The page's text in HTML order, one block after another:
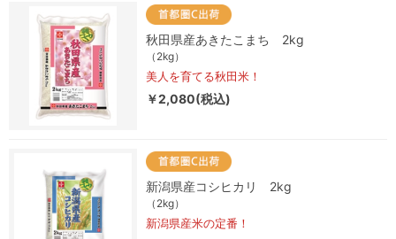
秋田県産あきたこまち 2kg
（2kg）
美人を育てる秋田米！
￥2,080(税込)
新潟県産コシヒカリ 2kg
（2kg）
新潟県産米の定番！